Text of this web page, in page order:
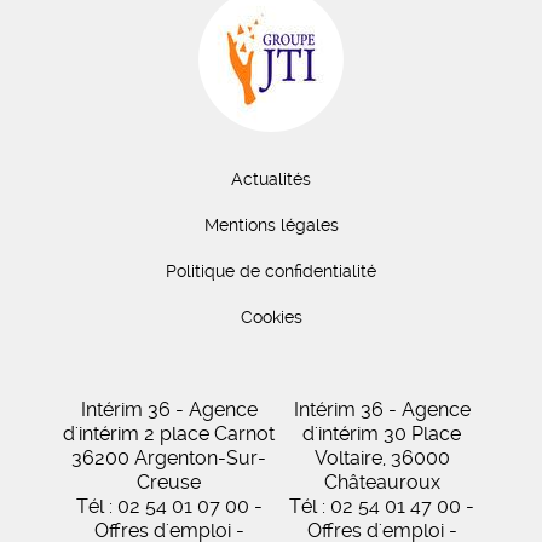
Actualités
Mentions légales
Politique de confidentialité
Cookies
Intérim 36 - Agence
d'intérim 2 place Carnot
36200 Argenton-Sur-
Creuse
Tél : 02 54 01 07 00 -
Offres d'emploi -
Intérim 36 - Agence
d'intérim 30 Place
Voltaire, 36000
Châteauroux
Tél : 02 54 01 47 00 -
Offres d'emploi -